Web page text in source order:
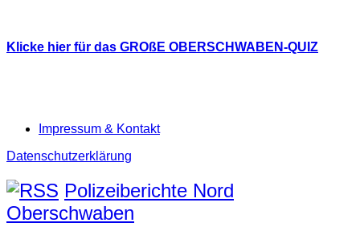
Klicke hier für das GROßE OBERSCHWABEN-QUIZ
Impressum & Kontakt
Datenschutzerklärung
Polizeiberichte Nord
Oberschwaben